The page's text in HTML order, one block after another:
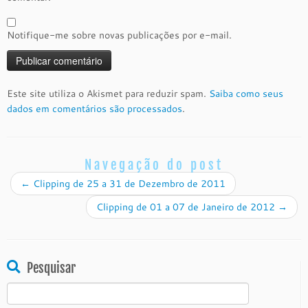
Notifique-me sobre novas publicações por e-mail.
Este site utiliza o Akismet para reduzir spam. Saiba como seus
dados em comentários são processados.
Navegação do post
← Clipping de 25 a 31 de Dezembro de 2011
Clipping de 01 a 07 de Janeiro de 2012 →
Pesquisar
por: